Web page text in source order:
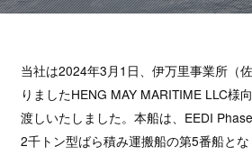
当社は2024年3月1日、伊万里事業所（
りましたHENG MAY MARITIME LLC様
渡しいたしました。本船は、EEDI
2千トン型ばら積み運搬船の第5番船とな